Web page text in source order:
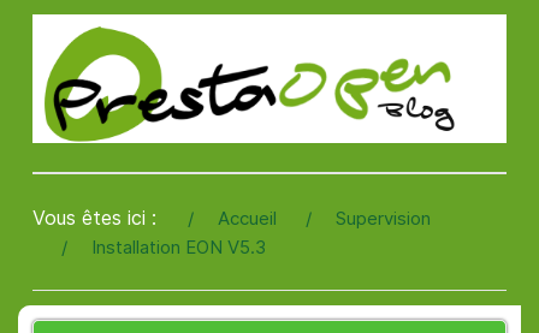
Vous êtes ici : Accueil
Supervision
Installation EON V5.3